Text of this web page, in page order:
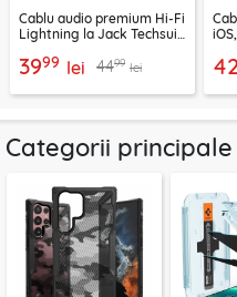
Cablu audio premium Hi-Fi
Lightning la Jack Techsuit
3999 lei 4499 lei
Categorii principale